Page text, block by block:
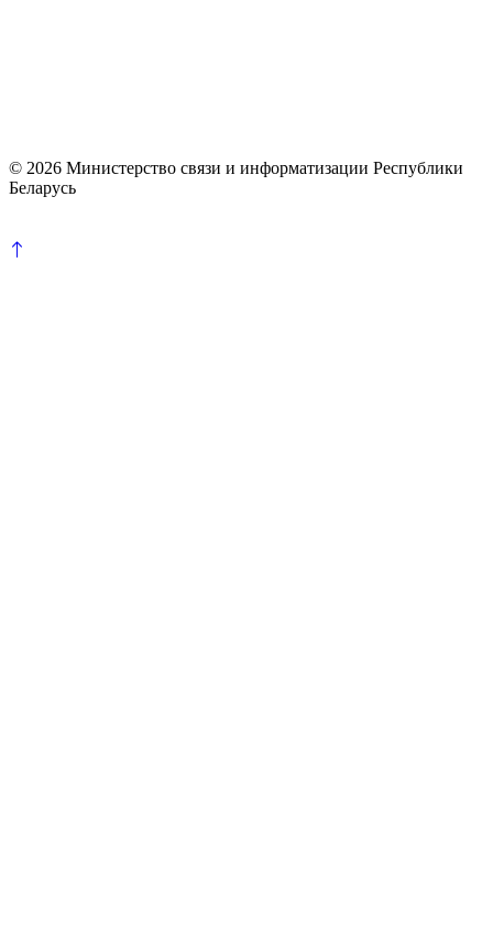
© 2026 Министерство связи и информатизации Республики
Беларусь